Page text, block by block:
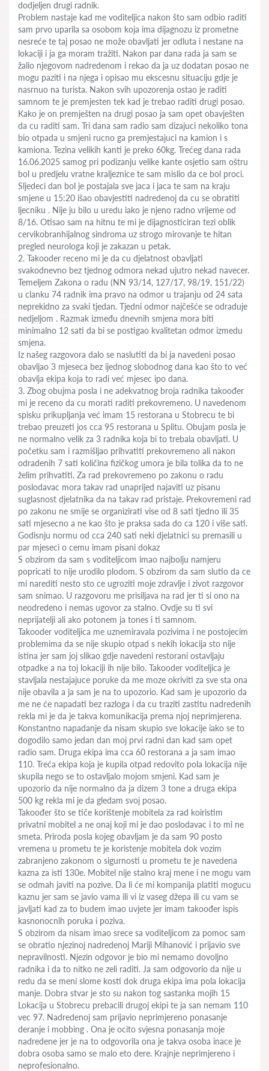
dodjeljen drugi radnik.
Problem nastaje kad me voditeljica nakon što sam odbio raditi
sam prvo uparila sa osobom koja ima dijagnozu iz prometne
nesreće te taj posao ne može obavljati jer odluta i nestane na
lokaciji i ja ga moram tražiti. Nakon par dana rada ja sam se
žalio njegovom nadredenom i rekao da ja uz dodatan posao ne
mogu paziti i na njega i opisao mu ekscesnu situaciju gdje je
nasrnuo na turista. Nakon svih upozorenja ostao je raditi
samnom te je premjesten tek kad je trebao raditi drugi posao.
Kako je on premješten na drugi posao ja sam opet obavješten
da cu raditi sam. Tri dana sam radio sam dizajuci nekoliko tona
bio otpada u smjeni rucno ga premjestajuci na kamion i s
kamiona. Tezina velikih kanti je preko 60kg. Trećeg dana rada
16.06.2025 samog pri podizanju velike kante osjetio sam oštru
bol u predjelu vratne kraljeznice te sam mislio da ce bol proci.
Sljedeci dan bol je postajala sve jaca i jaca te sam na kraju
smjene u 15:20 išao obavjestiti nadredenoj da cu se obratiti
ljecniku . Nije ju bilo u uredu iako je njeno radno vrijeme od
8/16. Otisao sam na hitnu te mi je dijagnosticiran tezi oblik
cervikobranhijalnog sindroma uz strogo mirovanje te hitan
pregled neurologa koji je zakazan u petak.
2. Takooder receno mi je da cu djelatnost obavljati
svakodnevno bez tjednog odmora nekad ujutro nekad navecer.
Temeljem Zakona o radu (NN 93/14, 127/17, 98/19, 151/22)
u clanku 74 radnik ima pravo na odmor u trajanju od 24 sata
neprekidno za svaki tjedan. Tjedni odmor najčešće se odraduje
nedjeljom . Razmak između dnevnih smjena mora biti
minimalno 12 sati da bi se postigao kvalitetan odmor izmedu
smjena.
Iz našeg razgovora dalo se naslutiti da bi ja navedeni posao
obavljao 3 mjeseca bez ijednog slobodnog dana kao što to već
obavlja ekipa koja to radi već mjesec ipo dana.
3. Zbog obujma posla i ne adekvatnog broja radnika takoođer
mi je receno da cu morati raditi prekovremeno. U navedenom
spisku prikupljanja već imam 15 restorana u Stobrecu te bi
trebao preuzeti jos cca 95 restorana u Splitu. Obujam posla je
ne normalno velik za 3 radnika koja bi to trebala obavljati. U
početku sam i razmišljao prihvatiti prekovremeno ali nakon
odradenih 7 sati količina fizičkog umora je bila tolika da to ne
želim prihvatiti. Za rad prekovremeno po zakonu o radu
poslodavac mora takav rad unaprijed najaviti uz pisanu
suglasnost djelatnika da na takav rad pristaje. Prekovremeni rad
po zakonu ne smije se organizirati vise od 8 sati tjedno ili 35
sati mjesecno a ne kao što je praksa sada do ca 120 i više sati.
Godisnju normu od cca 240 sati neki djelatnici su premasili u
par mjeseci o cemu imam pisani dokaz
S obzirom da sam s voditeljicom imao najbolju namjeru
popricati to nije urodilo plodom. S obzirom da sam slutio da ce
mi narediti nesto sto ce ugroziti moje zdravlje i zivot razgovor
sam snimao. U razgovoru me prisiljava na rad jer ti si ono na
neodredeno i nemas ugovor za stalno. Ovdje su ti svi
neprijatelji ali ako potonem ja tones i ti samnom.
Takooder voditeljica me uznemiravala pozivima i ne postojecim
problemima da se nije skupio otpad s nekih lokacija sto nije
istina jer sam joj slikao gdje navedeni restorani ostavljaju
otpadke a na toj lokaciji ih nije bilo. Takooder voditeljica je
stavljala nestajajuce poruke da me moze okriviti za sve sta ona
nije obavila a ja sam je na to upozorio. Kad sam je upozorio da
me ne će napadati bez razloga i da cu traziti zastitu nadredenih
rekla mi je da je takva komunikacija prema njoj neprimjerena.
Konstantno napadanje da nisam skupio sve lokacije iako se to
dogodilo samo jedan dan moj prvi radni dan kad sam opet
radio sam. Druga ekipa ima cca 60 restorana a ja sam imao
110. Treća ekipa koja je kupila otpad redovito pola lokacija nije
skupila nego se to ostavljalo mojom smjeni. Kad sam je
upozorio da nije normalno da ja dizem 3 tone a druga ekipa
500 kg rekla mi je da gledam svoj posao.
Takoođer što se tiče korištenje mobitela za rad koiristim
privatni mobitel a ne onaj koji mi je dao poslodavac i to mi ne
smeta. Priroda posla kojeg obavljam je da sam 90 posto
vremena u prometu te je koristenje mobitela dok vozim
zabranjeno zakonom o sigurnosti u prometu te je navedena
kazna za isti 130e. Mobitel nije stalno kraj mene i ne mogu vam
se odmah javiti na pozive. Da li će mi kompanija platiti mogucu
kaznu jer sam se javio vama ili vi iz vaseg džepa ili cu vam se
javljati kad za to budem imao uvjete jer imam takoođer ispis
kasnonocnih poruka i poziva.
S obzirom da nisam imao srece sa voditeljicom za pomoc sam
se obratio njezinoj nadredenoj Mariji Mihanović i prijavio sve
nepravilnosti. Njezin odgovor je bio mi nemamo dovoljno
radnika i da to nitko ne zeli raditi. Ja sam odgovorio da nije u
redu da se meni slome kosti dok druga ekipa ima pola lokacija
manje. Dobra stvar je sto su nakon tog sastanka mojih 15
Lokacija u Stobrecu prebacili drugoj ekipi te ja san nemam 110
vec 97. Nadredenoj sam prijavio neprimjereno ponasanje
deranje i mobbing . Ona je ocito svjesna ponasanja moje
nadredene jer je na to odgovorila ona je takva osoba inace je
dobra osoba samo se malo eto dere. Krajnje neprimjereno i
neprofesionalno.